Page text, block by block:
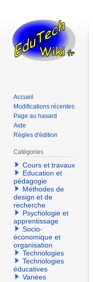
Accueil
Modifications récentes
Page au hasard
Aide
Règles d'édition
Catégories
Cours et travaux
Education et
pédagogie
Méthodes de
design et de
recherche
Psychologie et
apprentissage
Socio-
économique et
organisation
Technologies
Technologies
éducatives
Variées